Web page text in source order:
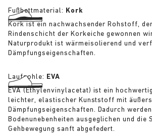
Fußbettmaterial: Kork
Kork ist ein nachwachsender Rohstoff,
Rindenschicht der Korkeiche gewonnen
Naturprodukt ist wärmeisolierend und
Dämpfungseigenschaften.
Laufsohle: EVA
EVA (Ethylenvinylacetat) ist ein
leichter, elastischer Kunststoff mit
Dämpfungseigenschaften. Dadurch
Bodenunebenheiten ausgeglichen und die
Gehbewegung sanft abgefedert.